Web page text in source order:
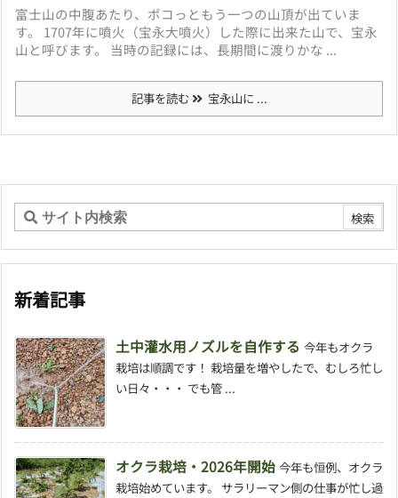
富士山の中腹あたり、ポコっともう一つの山頂が出ていま
す。 1707年に噴火（宝永大噴火）した際に出来た山で、宝永
山と呼びます。 当時の記録には、長期間に渡りかな ...
記事を読む 宝永山に ...
新着記事
土中灌水用ノズルを自作する 今年もオクラ
栽培は順調です！ 栽培量を増やしたで、むしろ忙し
い日々・・・ でも管 ...
オクラ栽培・2026年開始 今年も恒例、オクラ
栽培始めています。 サラリーマン側の仕事が忙し過